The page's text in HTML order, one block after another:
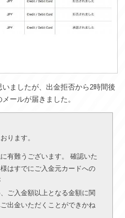
ましたが、出金拒否から2時間後
ールが届きました。
ります。
有難うございます。 確認いた
はすでにご入金元カードへの
ご入金額以上となる金額に関
出金いただくことができかね